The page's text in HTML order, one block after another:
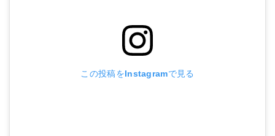
この投稿をInstagramで見る